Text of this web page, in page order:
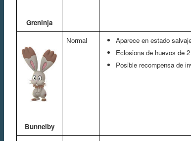
Greninja
Bunnelby
Normal
Aparece en estado
Eclosiona de huevos de
Posible recompensa de